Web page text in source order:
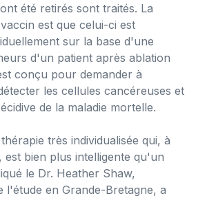
été retirés sont traités. La
est que celui-ci est
sur la base d'une
d'un patient après ablation
conçu pour demander à
les cellules cancéreuses et
de la maladie mortelle.
très individualisée qui, à
est bien plus intelligente qu'un
le Dr. Heather Shaw,
l'étude en Grande-Bretagne, a